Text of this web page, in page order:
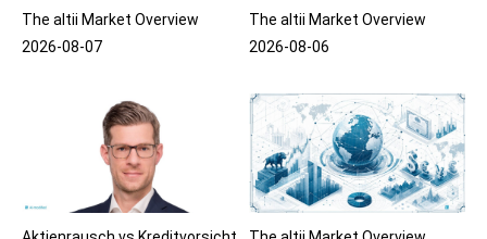
The altii Market Overview
2026-08-07
The altii Market Overview
2026-08-06